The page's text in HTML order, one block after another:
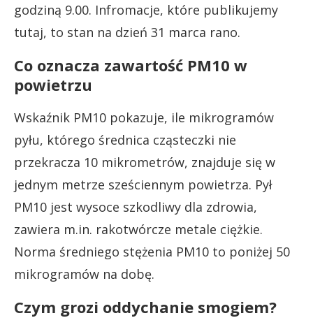
godziną 9.00. Infromacje, które publikujemy
tutaj, to stan na dzień 31 marca rano.
Co oznacza zawartość PM10 w
powietrzu
Wskaźnik PM10 pokazuje, ile mikrogramów
pyłu, którego średnica cząsteczki nie
przekracza 10 mikrometrów, znajduje się w
jednym metrze sześciennym powietrza. Pył
PM10 jest wysoce szkodliwy dla zdrowia,
zawiera m.in. rakotwórcze metale ciężkie.
Norma średniego stężenia PM10 to poniżej 50
mikrogramów na dobę.
Czym grozi oddychanie smogiem?